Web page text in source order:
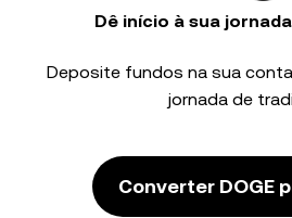
Dê início à sua
Deposite fundos na sua
jornada de
Converter DOGE